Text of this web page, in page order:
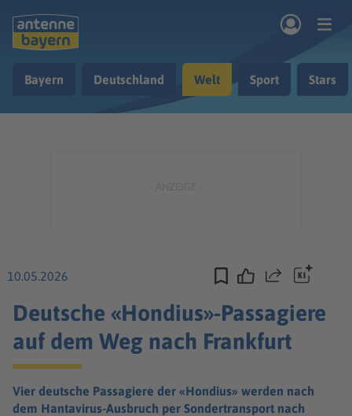
Nachrichten
Bayern Deutschland Welt Sport Stars
10.05.2026 Teilen
Deutsche «Hondius»-Passagiere
auf dem Weg nach Frankfurt
Vier deutsche Passagiere der «Hondius» werden nach
dem Hantavirus-Ausbruch per Sondertransport nach